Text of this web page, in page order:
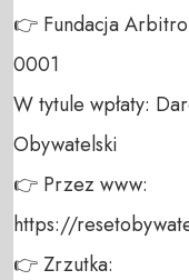
👉 Fundacja
0001
W tytule wpłaty:
Obywatelski
👉 Przez www:
https://
👉 Zrzutka: